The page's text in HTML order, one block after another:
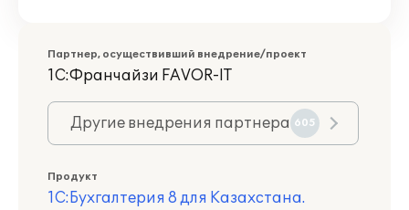
Партнер, осуществивший внедрение/проект
1С:Франчайзи FAVOR-IT
Другие внедрения партнера 605
Продукт
1С:Бухгалтерия 8 для Казахстана.